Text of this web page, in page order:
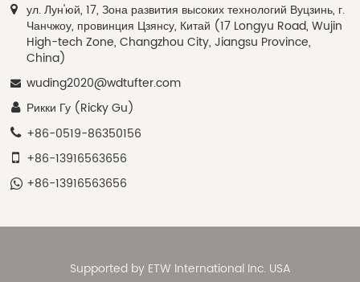
ул. Лун'юй, 17, Зона развития высоких технологий Вуцзинь, г.
Чанчжоу, провинция Цзянсу, Китай (17 Longyu Road, Wujin
High-tech Zone, Changzhou City, Jiangsu Province,
China)
wuding2020@wdtufter.com
Рикки Гу (Ricky Gu)
+86-0519-86350156
+86-13916563656
+86-13916563656
Supported by ETW International Inc. USA